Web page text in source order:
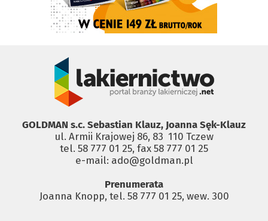
GOLDMAN s.c. Sebastian Klauz, Joanna Sęk-Klauz
ul. Armii Krajowej 86, 83 ­ 110 Tczew
tel. 58 777 01 25, fax 58 777 01 25
e-mail: ado@goldman.pl
Prenumerata
Joanna Knopp, tel. 58 777 01 25, wew. 300